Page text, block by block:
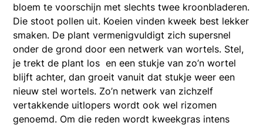
bloem te voorschijn met slechts twee kroonbladeren.
Die stoot pollen uit. Koeien vinden kweek best lekker
smaken. De plant vermenigvuldigt zich supersnel
onder de grond door een netwerk van wortels. Stel,
je trekt de plant los en een stukje van zo’n wortel
blijft achter, dan groeit vanuit dat stukje weer een
nieuw stel wortels. Zo’n netwerk van zichzelf
vertakkende uitlopers wordt ook wel rizomen
genoemd. Om die reden wordt kweekgras intens